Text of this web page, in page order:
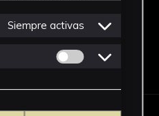
Ficha
Siempre activas
Permitir cookies